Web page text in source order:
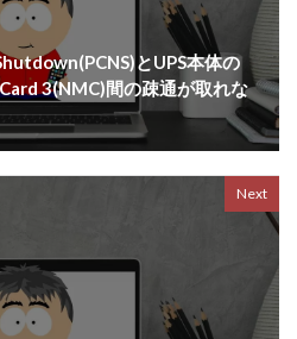
とUPS本体の
3(NMC)間の疎通が取れな
Next